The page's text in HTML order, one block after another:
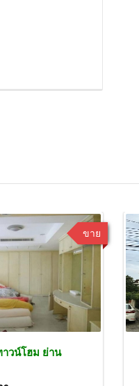
ขาย
าวน์โฮม ย่าน